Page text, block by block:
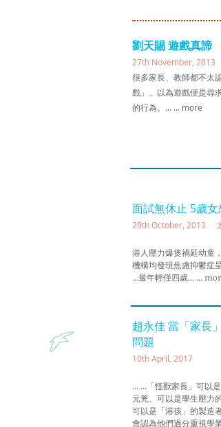
劉天賜 遊戲真諦
27th November, 2013
很多家長、教師都不太
戲」。以為遊戲便是尋
的行為。... ... more
面試無休止 5歲
29th October, 2013
港人壓力爆煲禍延幼童
機構均發現焦慮抑鬱症
...最年輕僅四歲... ...
面試無休止 5
趙永佳 當「家長
問題
10th April, 2017
... ...「怪獸家長」可以
元兇、可以是學生壓力
可以是「港孩」的製造
會認為他們過分重視學